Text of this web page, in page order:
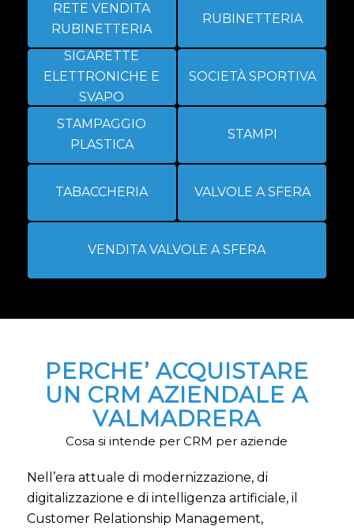
RETE VENDITA
RUBINETTERIA
RUBINETTERIA
SIGARETTE
ELETTRONICHE E
SVAPO
SOCIETÀ SPORTIVA
STAMPAGGIO
PLASTICA
STAMPI
TABACCHERIA VALVOLE A SFERA
VENDITA VALVOLE A SFERA
PERCHE’ ACQUISTARE
UN CRM AZIENDALE A
VALMADRERA
Cosa si intende per CRM per aziende
Nell’era attuale di modernizzazione, di
digitalizzazione e di intelligenza artificiale, il
Customer Relationship Management,